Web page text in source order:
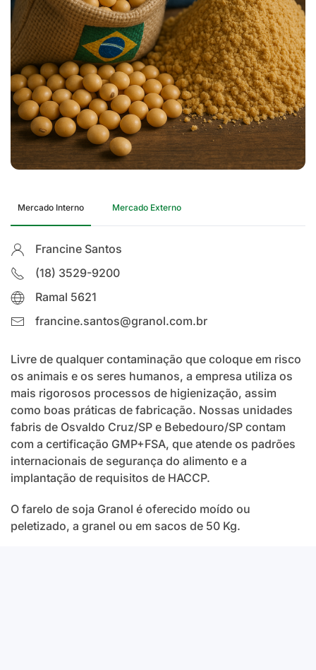
Mercado Interno Mercado Externo
Francine Santos
(18) 3529-9200
Ramal 5621
francine.santos@granol.com.br
Livre de qualquer contaminação que coloque em risco
os animais e os seres humanos, a empresa utiliza os
mais rigorosos processos de higienização, assim
como boas práticas de fabricação. Nossas unidades
fabris de Osvaldo Cruz/SP e Bebedouro/SP contam
com a certificação GMP+FSA, que atende os padrões
internacionais de segurança do alimento e a
implantação de requisitos de HACCP.
O farelo de soja Granol é oferecido moído ou
peletizado, a granel ou em sacos de 50 Kg.